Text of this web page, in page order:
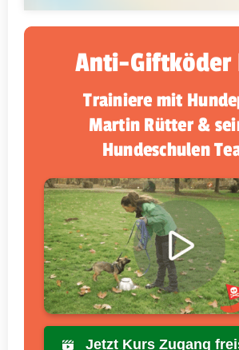
Anti-Giftköder
Trainiere mit
Martin Rütter &
Hundeschulen
Jetzt Kurs Zugang